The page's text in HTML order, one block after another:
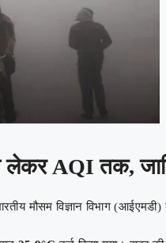
AQI तक,
मौसम विज्ञान विभाग